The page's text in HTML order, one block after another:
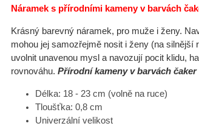
Náramek s přírodními kameny v barvách
Krásný barevný náramek, pro muže i ženy.
mohou jej samozřejmě nosit i ženy (na silnější
uvolnit unavenou mysl a navozují pocit klidu,
rovnováhu. Přírodní kameny v barvách čaker
Délka: 18 - 23 cm (volně na ruce)
Tloušťka: 0,8 cm
Univerzální velikost